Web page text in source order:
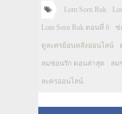
Lom Sorn Ruk
Lom Sorn Ruk ตอนที่ 6 ช่
ดูละครย้อนหลังออนไลน์
ลมซ่อนรัก ตอนล่าสุด ลม
ละครออนไลน์